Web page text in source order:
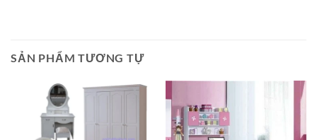
SẢN PHẨM TƯƠNG TỰ